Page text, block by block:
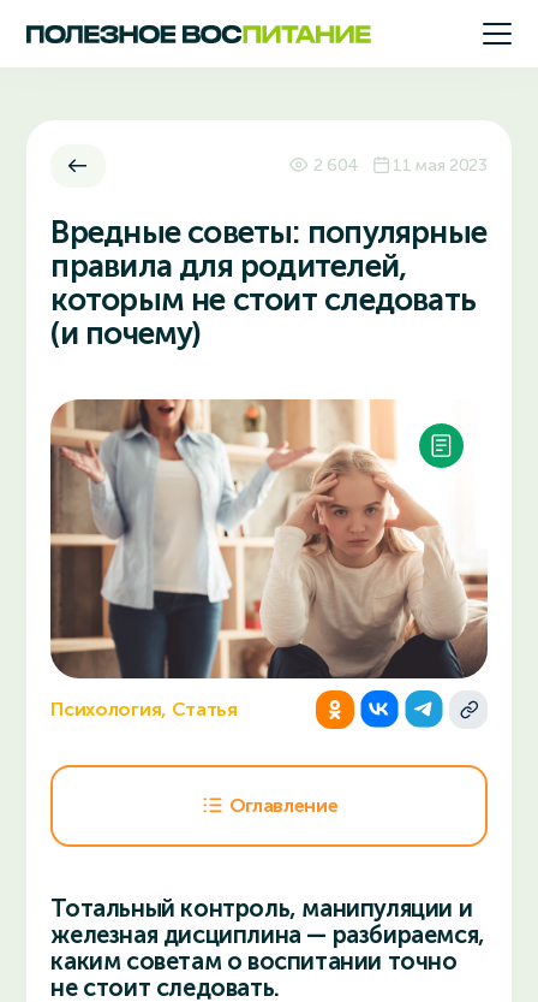
2 604 11 мая 2023
Вредные советы: популярные
правила для родителей,
которым не стоит следовать
(и почему)
Психология, Статья
Оглавление
Тотальный контроль, манипуляции и
железная дисциплина — разбираемся,
каким советам о воспитании точно
не стоит следовать.